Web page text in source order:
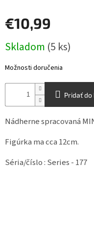
EUR
/
Prihlásenie
€10,99
cena:
Skladom (5 ks)
Možnosti doručenia
Pridať do
Nádherne spracovaná
Figúrka ma cca 12cm.
Séria/číslo : Series - 177